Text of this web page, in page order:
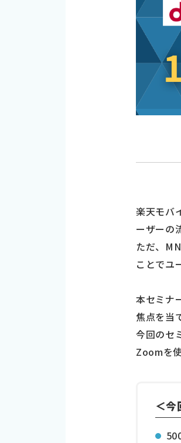
楽天モバ
ーザーの
ただ、
ことでユ
本セミナ
焦点を当
今回のセ
Zoomを
＜今